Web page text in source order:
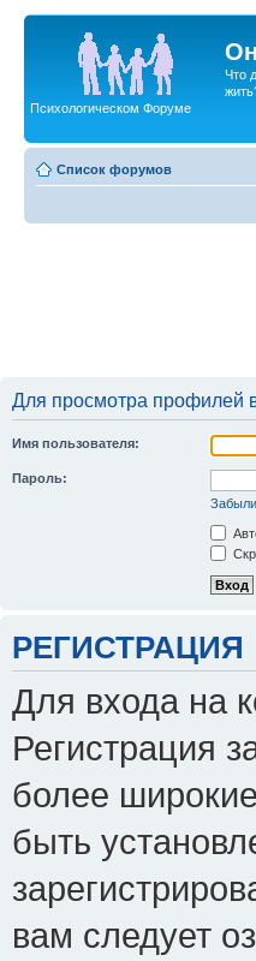
Что
Психологическом Форуме
Список форумов
Для просмотра профилей
Имя пользователя:
Пароль:
РЕГИСТРАЦИЯ
Для входа на
Регистрация
более
быть
вам следует